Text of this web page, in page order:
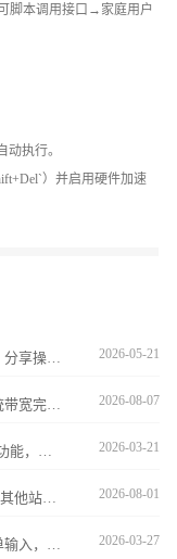
脚本调用接口→家庭用户
执行。
）并启用硬件加速
2026-05-21
2026-08-07
2026-03-21
2026-08-01
2026-03-27